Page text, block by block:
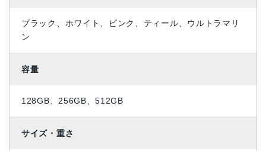
ブラック、ホワイト、ピンク、ティール、ウルトラマリ
ン
容量
128GB、256GB、512GB
サイズ・重さ